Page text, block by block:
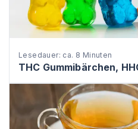
Lesedauer: ca. 8 Minuten
THC Gummibärchen,